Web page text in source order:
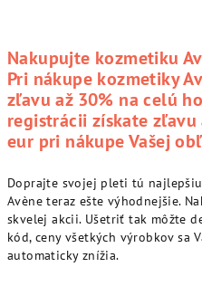
Nakupujte kozmetiku
Pri nákupe kozmetiky
zľavu až 30% na celú
registrácii získate
eur pri nákupe Vašej
Doprajte svojej pleti tú
Avène teraz ešte výhodnejšie.
skvelej akcii. Ušetriť tak môžte
kód, ceny všetkých výrobkov sa
automaticky znížia.